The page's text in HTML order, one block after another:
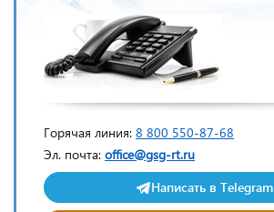
Горячая линия: 8 800 550-87-68
Эл. почта: office@gsg-rt.ru
Написать в Telegram